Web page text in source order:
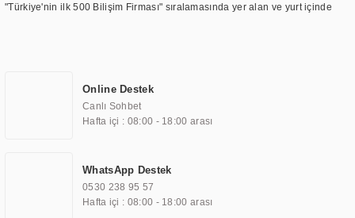
"Türkiye'nin ilk 500 Bilişim Firması" sıralamasında yer alan ve yurt içinde
TOCHI markası altında kendi ürettiği ürünlerde kullanmıştır. Günümüzde
TOCHI; videowall, digital signage, kiosk, totem, akıllı durak ekranı, araç içi
ekran, asansör ekranı, digital menüboard, marin ekran, medikal ekran,
ekranları, endüstriyel ekranlar, kapı önü bilgi ekranları, panel PC,
endüstriyel Panel PC, mini PC, endüstriyel mini PC ve akıllı bina sistemleri
gibi çözümleri 4.5" ile 110” boyutları arasında üretebilirken, ayrıca standart
Online Destek
Canlı Sohbet
Hafta içi : 08:00 - 18:00 arası
WhatsApp Destek
0530 238 95 57
Hafta içi : 08:00 - 18:00 arası